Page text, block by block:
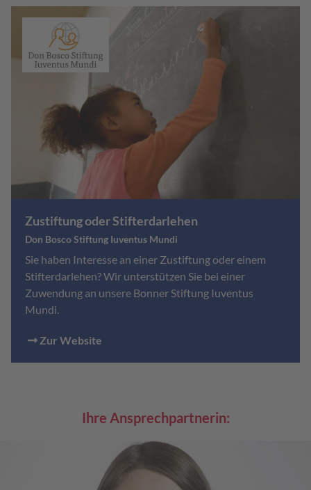
Zustiftung oder Stifterdarlehen
Don Bosco Stiftung Iuventus Mundi
Sie haben Interesse an einer Zustiftung oder einem
Stifterdarlehen? Wir unterstützen Sie bei einer
Zuwendung an unsere Bonner Stiftung Iuventus
Mundi.
Zur Website
Ihre Ansprechpartnerin: